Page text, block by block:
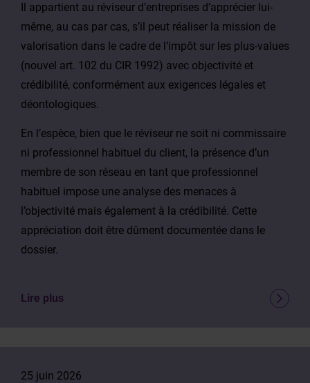
Il appartient au réviseur d’entreprises d’apprécier lui-
même, au cas par cas, s’il peut réaliser la mission de
valorisation dans le cadre de l’impôt sur les plus-values
(nouvel art. 102 du CIR 1992) avec objectivité et
crédibilité, conformément aux exigences légales et
déontologiques.
En l’espèce, bien que le réviseur ne soit ni commissaire
ni professionnel habituel du client, la présence d’un
membre de son réseau en tant que professionnel
habituel impose une analyse des menaces à
l’objectivité mais également à la crédibilité. Cette
appréciation doit être dûment documentée dans le
dossier.
Lire plus
25 juin 2026